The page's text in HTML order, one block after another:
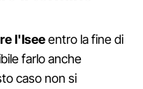
l'Iseeentro la fine di
farlo anche
caso non si